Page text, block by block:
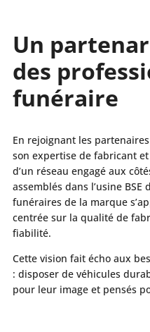
Un
des
funéraire
En rejoignant les
son expertise de fabricant
d’un réseau engagé aux
assemblés dans l’usine BSE
funéraires de la marque
centrée sur la qualité de
fiabilité.
Cette vision fait écho aux
: disposer de véhicules
pour leur image et pensés